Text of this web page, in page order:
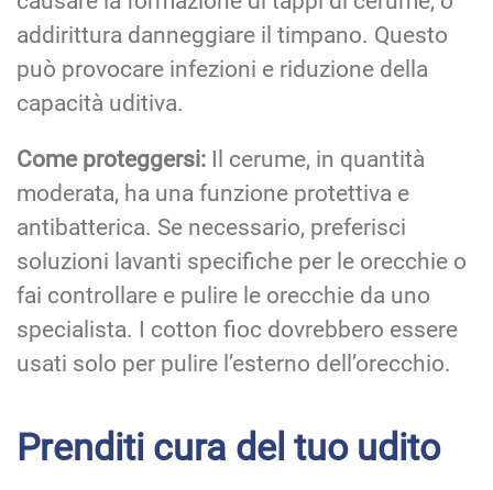
addirittura danneggiare il timpano. Questo
può provocare infezioni e riduzione della
capacità uditiva.
Come proteggersi: Il cerume, in quantità
moderata, ha una funzione protettiva e
antibatterica. Se necessario, preferisci
soluzioni lavanti specifiche per le orecchie o
fai controllare e pulire le orecchie da uno
specialista. I cotton fioc dovrebbero essere
usati solo per pulire l’esterno dell’orecchio.
Prenditi cura del tuo udito